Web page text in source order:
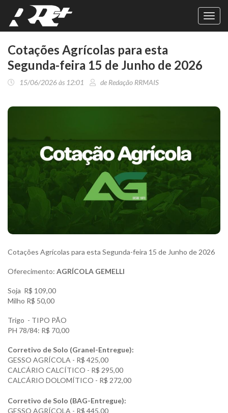
Cotações Agrícolas para esta
Segunda-feira 15 de Junho de 2026
15/06/2026 às 12:01 de Redação RRMAIS
Cotações Agrícolas para esta Segunda-feira 15 de Junho de 2026
Oferecimento: AGRÍCOLA GEMELLI
Soja R$ 109,00
Milho R$ 50,00
Trigo - TIPO PÃO
PH 78/84: R$ 70,00
Corretivo de Solo (Granel-Entregue):
GESSO AGRÍCOLA - R$ 425,00
CALCÁRIO CALCÍTICO - R$ 295,00
CALCÁRIO DOLOMÍTICO - R$ 272,00
Corretivo de Solo (BAG-Entregue):
GESSO AGRÍCOLA - R$ 445,00